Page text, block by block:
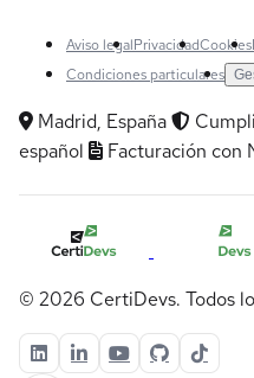
Aviso legalPrivacidadCookies
Condiciones particulares
Madrid, España
español
Facturación con
© 2026 CertiDevs. Todos